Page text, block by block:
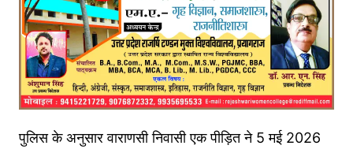
पुलिस के अनुसार वाराणसी निवासी एक पीड़ित ने 5 मई 2026